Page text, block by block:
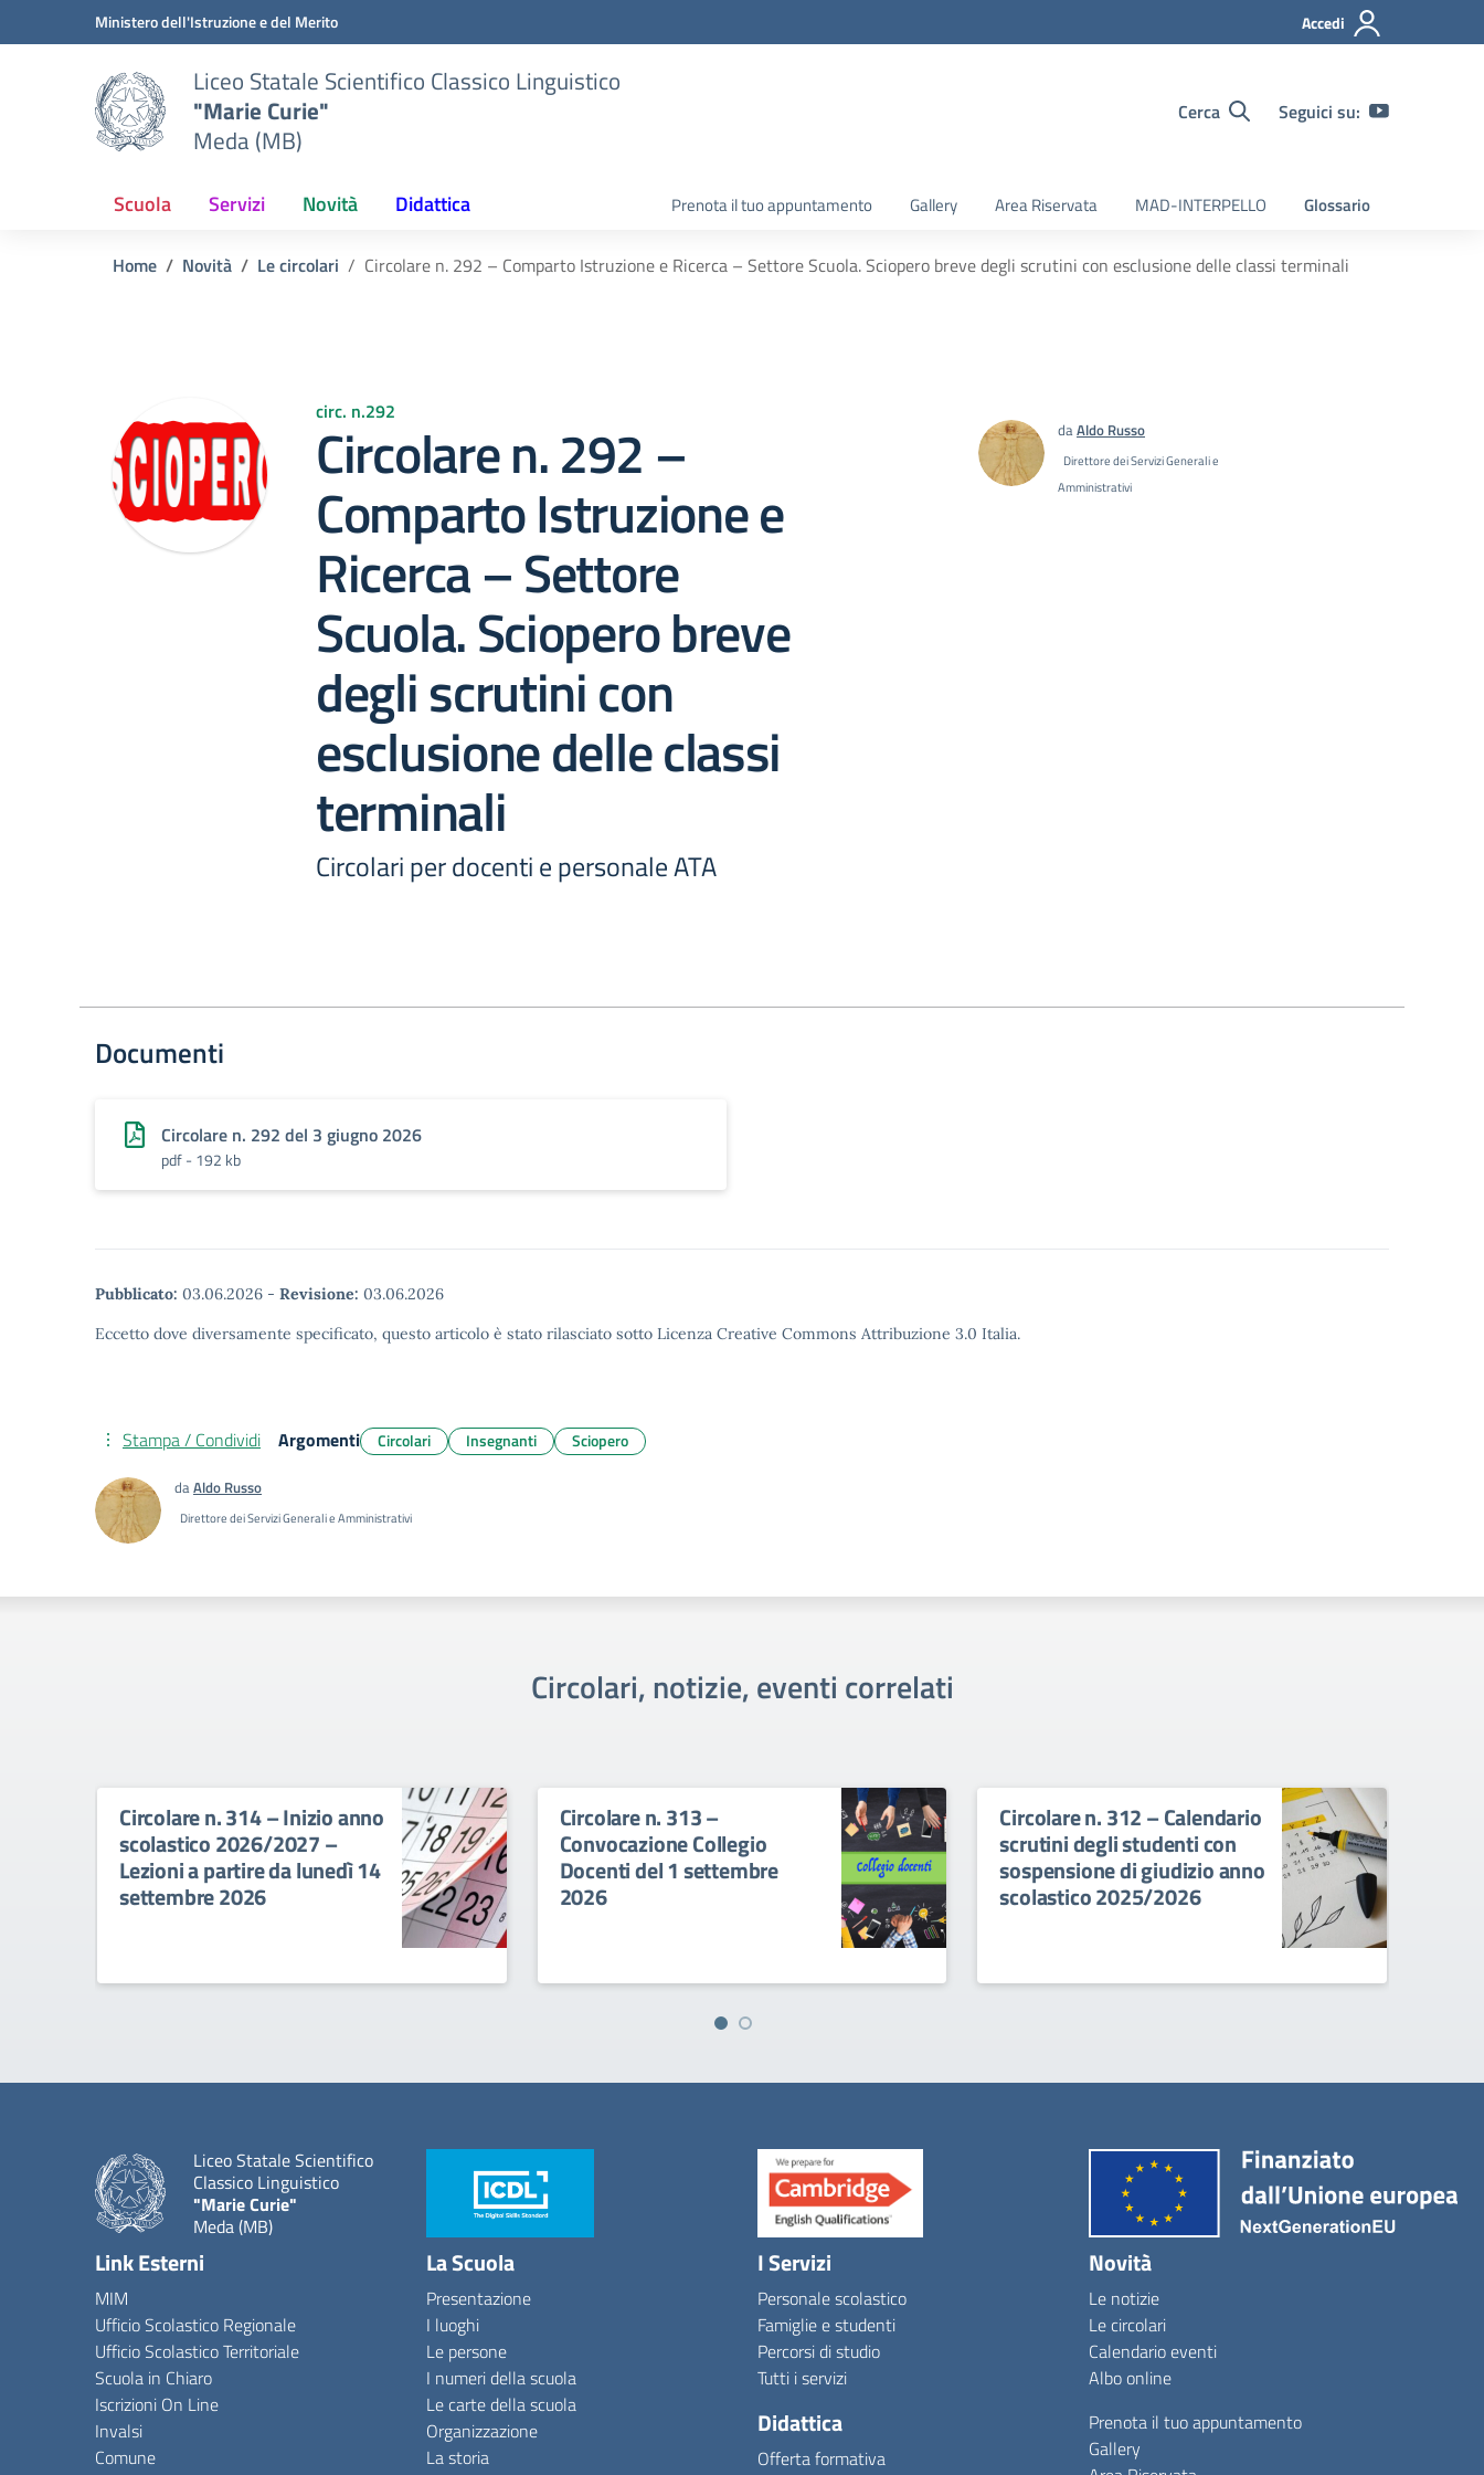
Vai ai contenuti
Vai al menu di navigazioneMinistero dell'Istruzione e del Merito Accedi
Liceo Statale Scientifico Classico Linguistico
"Marie Curie"
Meda (MB)
Cerca Seguici su:
Scuola Servizi Novità Didattica Prenota il tuo appuntamento Gallery Area Riservata MAD-INTERPELLO Glossario
Home Novità Le circolari Circolare n. 292 – Comparto Istruzione e Ricerca – Settore Scuola. Sciopero breve degli scrutini con esclusione delle classi terminali
circ. n.292
Circolare n. 292 –
Comparto Istruzione e
Ricerca – Settore
Scuola. Sciopero breve
degli scrutini con
esclusione delle classi
terminali
Circolari per docenti e personale ATA
daAldo Russo
Direttore dei Servizi Generali e
Amministrativi
Documenti
Circolare n. 292 del 3 giugno 2026
pdf - 192 kb
Pubblicato: 03.06.2026 - Revisione: 03.06.2026
Eccetto dove diversamente specificato, questo articolo è stato rilasciato sotto Licenza Creative Commons Attribuzione 3.0 Italia.
Stampa / Condividi Argomenti Circolari Insegnanti Sciopero
daAldo Russo
Direttore dei Servizi Generali e Amministrativi
Circolari, notizie, eventi correlati
Circolare n. 314 – Inizio anno
scolastico 2026/2027 –
Lezioni a partire da lunedì 14
settembre 2026
Circolare n. 313 –
Convocazione Collegio
Docenti del 1 settembre
2026
Circolare n. 312 – Calendario
scrutini degli studenti con
sospensione di giudizio anno
scolastico 2025/2026
Liceo Statale Scientifico
Classico Linguistico
"Marie Curie"
Meda (MB)
Link Esterni
MIM
Ufficio Scolastico Regionale
Ufficio Scolastico Territoriale
Scuola in Chiaro
Iscrizioni On Line
Invalsi
Comune
La Scuola
Presentazione
I luoghi
Le persone
I numeri della scuola
Le carte della scuola
Organizzazione
La storia
I Servizi
Personale scolastico
Famiglie e studenti
Percorsi di studio
Tutti i servizi
Didattica
Offerta formativa
Novità
Le notizie
Le circolari
Calendario eventi
Albo online
Prenota il tuo appuntamento
Gallery